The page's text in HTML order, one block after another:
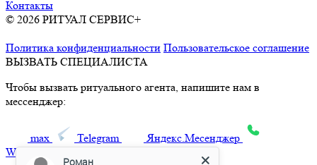
Контакты
© 2026 РИТУАЛ СЕРВИС+
Политика конфиденциальности Пользовательское соглашение
ВЫЗВАТЬ СПЕЦИАЛИСТА
Чтобы вызвать ритуального агента, напишите нам в
мессенджер:
max Telegram
Яндекс.Месенджер
What’sApp
Роман